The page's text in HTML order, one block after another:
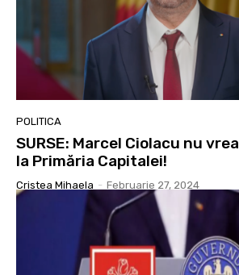
POLITICA
SURSE: Marcel Ciolacu nu
la Primăria Capitalei!
Cristea Mihaela - Februarie 27, 2024